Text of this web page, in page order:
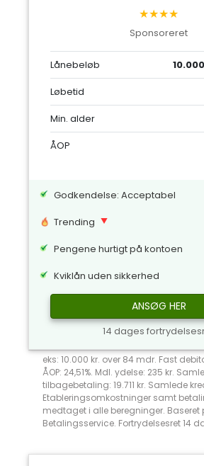
★★★★
Sponsoreret
Lånebeløb
Løbetid
Min. alder
ÅOP
Godkendelse: Acceptabel
Trending
Pengene hurtigt på kontoen
Kviklån uden sikkerhed
ANSØG HER
14 dages
eks: 10.000 kr. over 84 mdr. Fast
ÅOP: 24,51%. Mdl. ydelse: 235 kr.
tilbagebetaling: 19.711 kr. Samlede
Etableringsomkostninger samt
medtaget i alle beregninger.
Betalingsservice. Fortrydelsesret 14